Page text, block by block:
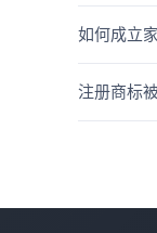
如何成立
注册商标